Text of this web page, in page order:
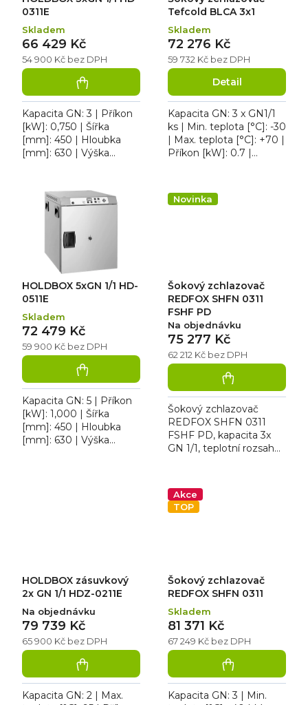
0311E
Skladem
54 900 Kč bez DPH
66 429 Kč
Kapacita GN: 3 | Příkon
[kW]: 0,750 | Šířka
[mm]: 450 | Hloubka
[mm]: 630 | Výška
celonerezovém
provedení, s...
Tefcold BLCA 3x1
Skladem
59 732 Kč bez DPH
72 276 Kč
Detail
Kapacita GN: 3 x GN1/1
ks | Min. teplota [°C]: -30
| Max. teplota [°C]: +70 |
Příkon [kW]: 0.7 |
Tefcold BLCA...
HOLDBOX 5xGN 1/1 HD-
0511E
Skladem
59 900 Kč bez DPH
72 479 Kč
Kapacita GN: 5 | Příkon
[kW]: 1,000 | Šířka
[mm]: 450 | Hloubka
[mm]: 630 | Výška
Novinka
Šokový zchlazovač
REDFOX SHFN 0311
FSHF PD
Na objednávku
62 212 Kč bez DPH
75 277 Kč
Šokový zchlazovač
REDFOX SHFN 0311
FSHF PD, kapacita 3x
GN 1/1, teplotní rozsah
zmrazení 7 kg, vyšší
nožičky,...
HOLDBOX zásuvkový
2x GN 1/1 HDZ-0211E
Na objednávku
65 900 Kč bez DPH
79 739 Kč
Kapacita GN: 2 | Max.
Akce
TOP
Šokový zchlazovač
REDFOX SHFN 0311
Skladem
67 249 Kč bez DPH
81 371 Kč
Kapacita GN: 3 | Min.